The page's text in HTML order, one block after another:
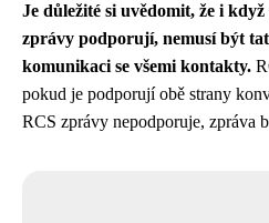
Je důležité si uvědomit, že i
zprávy podporují, nemusí být
komunikaci se všemi kontakty.
pokud je podporují obě strany
RCS zprávy nepodporuje, zpráva